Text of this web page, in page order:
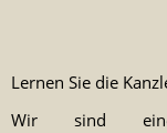
Lernen Sie die
Wir sind eine